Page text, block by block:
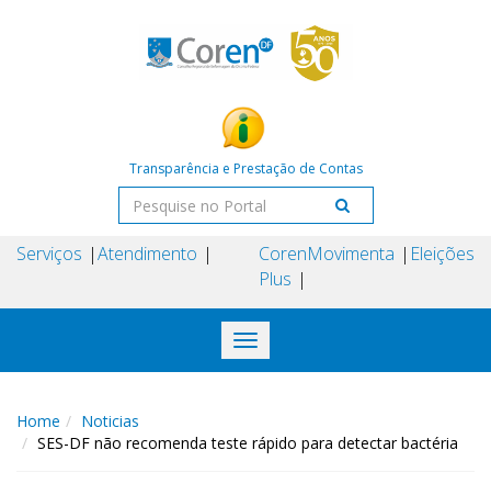
Transparência e Prestação de Contas
Serviços Atendimento
Coren
Plus
Movimenta Eleições
Toggle
navigation
Home
Noticias
SES-DF não recomenda teste rápido para detectar bactéria